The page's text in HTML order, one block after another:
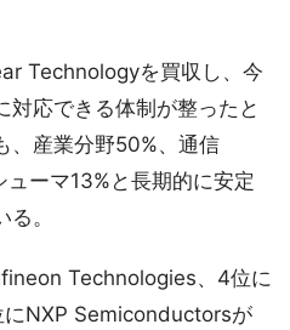
Technologyを買収し、今
対応できる体制が整ったと
、産業分野50%、通信
ーマ13%と長期的に安定
。
Technologies、4位に
NXP Semiconductorsが